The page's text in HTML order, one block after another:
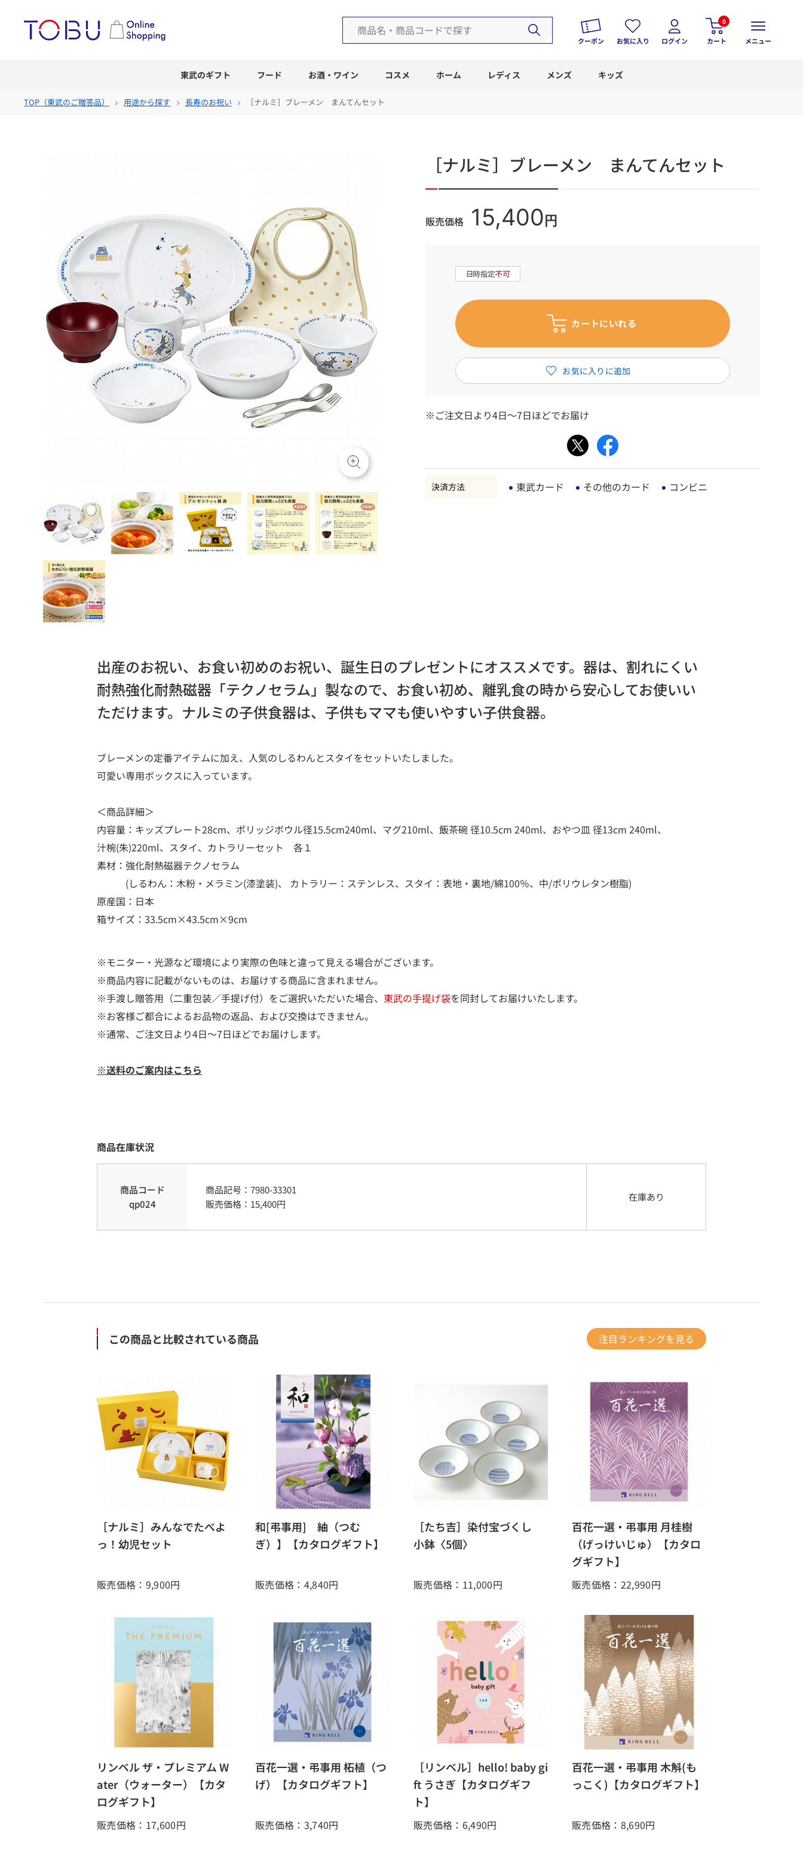
クーポン お気に入り ログイン
0
カート メニュー
東武のギフト フード お酒・ワイン コスメ ホーム レディス メンズ キッズ
TOP（東武のご贈答品） 用途から探す 長寿のお祝い ［ナルミ］ブレーメン まんてんセット
［ナルミ］ブレーメン まんてんセット
販売価格 15,400円
※ご注文日より4日～7日ほどでお届け
決済方法 東武カード その他のカード コンビニ
出産のお祝い、お食い初めのお祝い、誕生日のプレゼントにオススメです。器は、割れにくい
耐熱強化耐熱磁器「テクノセラム」製なので、お食い初め、離乳食の時から安心してお使いい
ただけます。ナルミの子供食器は、子供もママも使いやすい子供食器。
ブレーメンの定番アイテムに加え、人気のしるわんとスタイをセットいたしました。
可愛い専用ボックスに入っています。
＜商品詳細＞
内容量：キッズプレート28cm、ポリッジボウル径15.5cm240ml、マグ210ml、飯茶碗 径10.5cm 240ml、おやつ皿 径13cm 240ml、
汁椀(朱)220ml、スタイ、カトラリーセット 各１
素材：強化耐熱磁器テクノセラム
(しるわん：木粉・メラミン(漆塗装)、 カトラリー：ステンレス、スタイ：表地・裏地/綿100％、中/ポリウレタン樹脂)
原産国：日本
箱サイズ：33.5cm×43.5cm×9cm
※モニター・光源など環境により実際の色味と違って見える場合がございます。
※商品内容に記載がないものは、お届けする商品に含まれません。
※手渡し贈答用（二重包装／手提げ付）をご選択いただいた場合、 東武の手提げ袋を同封してお届けいたします。
※お客様ご都合によるお品物の返品、および交換はできません。
※通常、ご注文日より4日～7日ほどでお届けします。
※送料のご案内はこちら
商品在庫状況
商品コード
qp024
商品記号： 7980-33301
販売価格： 15,400円
在庫あり
この商品と比較されている商品 注目ランキングを見る
［ナルミ］みんなでたべよ
っ！幼児セット
販売価格：9,900円
和[弔事用] 紬（つむ
ぎ）】【カタログギフト】
販売価格：4,840円
［たち吉］染付宝づくし
小鉢〈5個〉
販売価格：11,000円
百花一選・弔事用 月桂樹
（げっけいじゅ）【カタロ
グギフト】
販売価格：22,990円
リンベル ザ・プレミアム W
ater（ウォーター）【カタ
ログギフト】
販売価格：17,600円
百花一選・弔事用 柘植（つ
げ）【カタログギフト】
販売価格：3,740円
［リンベル］hello! baby gi
ft うさぎ【カタログギフ
ト】
販売価格：6,490円
百花一選・弔事用 木斛(も
っこく)【カタログギフト】
販売価格：8,690円